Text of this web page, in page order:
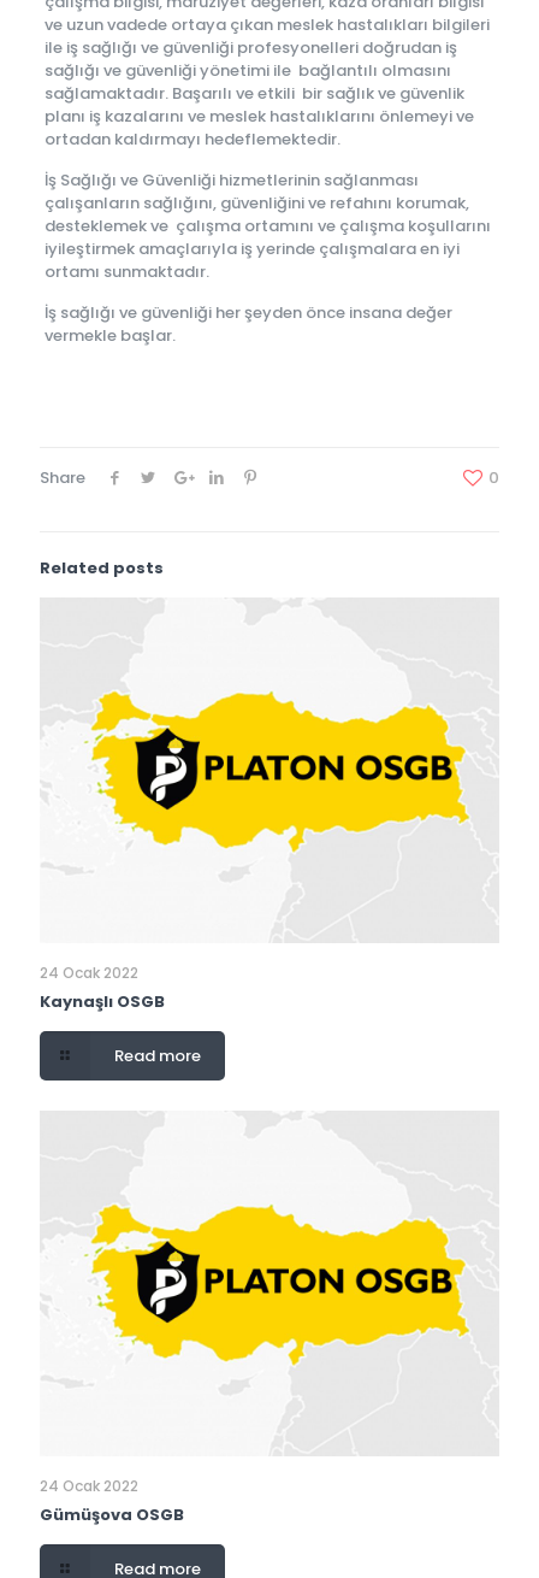
ve uzun vadede ortaya çıkan meslek hastalıkları bilgileri
ile iş sağlığı ve güvenliği profesyonelleri doğrudan iş
sağlığı ve güvenliği yönetimi ile bağlantılı olmasını
sağlamaktadır. Başarılı ve etkili bir sağlık ve güvenlik
planı iş kazalarını ve meslek hastalıklarını önlemeyi ve
ortadan kaldırmayı hedeflemektedir.
İş Sağlığı ve Güvenliği hizmetlerinin sağlanması
çalışanların sağlığını, güvenliğini ve refahını korumak,
desteklemek ve çalışma ortamını ve çalışma koşullarını
iyileştirmek amaçlarıyla iş yerinde çalışmalara en iyi
ortamı sunmaktadır.
İş sağlığı ve güvenliği her şeyden önce insana değer
vermekle başlar.
Share 0
Related posts
24 Ocak 2022
Kaynaşlı OSGB
Read more
24 Ocak 2022
Gümüşova OSGB
Read more